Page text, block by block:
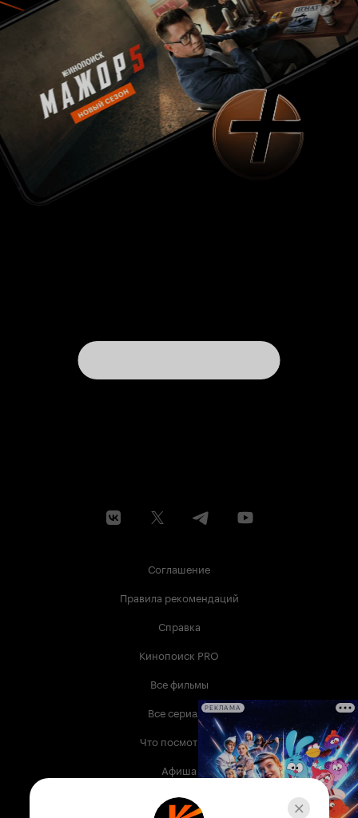
Соглашение
Правила рекомендаций
Справка
Кинопоиск PRO
Все фильмы
Все сериалы
Что посмотреть
Афиша
Музыка
РЕКЛАМА